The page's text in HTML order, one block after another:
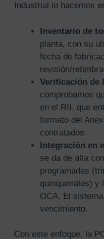
Industrial lo hacemos
Inventario de
planta, con su
fecha de
revisión/
Verificación de
comprobamos
en el RII, que
formato del
contratados.
Integración en
se da de alta
programadas
quinquenales) y
OCA. El
vencimiento.
Con este enfoque, la